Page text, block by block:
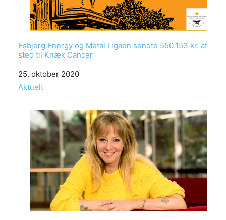
Esbjerg Energy og Metal Ligaen sendte 550.153 kr. af
sted til Knæk Cancer
Date
25. oktober 2020
In relation to
Aktuelt